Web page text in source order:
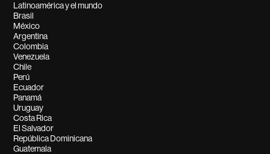
Latinoamérica y el mundo
Brasil
México
Argentina
Colombia
Venezuela
Chile
Perú
Ecuador
Panamá
Uruguay
Costa Rica
El Salvador
República Dominicana
Guatemala